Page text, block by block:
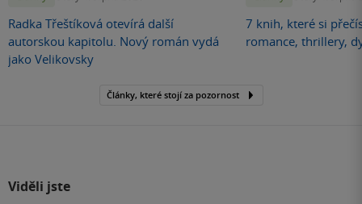
Radka Třeštíková otevírá další
autorskou kapitolu. Nový román vydá
jako Velikovsky
7 knih, které si
romance, thrillery,
Články, které stojí za pozornost
Viděli jste